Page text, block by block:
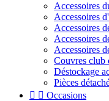
Accessoires
Accessoires
Accessoires
Accessoires
Accessoires
Couvres club
Déstockage
Pièces
  Occasions